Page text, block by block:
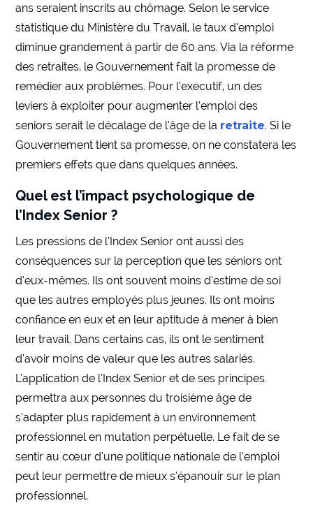
ans seraient inscrits au chômage. Selon le service
statistique du Ministère du Travail, le taux d’emploi
diminue grandement à partir de 60 ans. Via la réforme
des retraites, le Gouvernement fait la promesse de
remédier aux problèmes. Pour l’exécutif, un des
leviers à exploiter pour augmenter l’emploi des
seniors serait le décalage de l’âge de la retraite. Si le
Gouvernement tient sa promesse, on ne constatera les
premiers effets que dans quelques années.
Quel est l’impact psychologique de
l’Index Senior ?
Les pressions de l’Index Senior ont aussi des
conséquences sur la perception que les séniors ont
d’eux-mêmes. Ils ont souvent moins d’estime de soi
que les autres employés plus jeunes. Ils ont moins
confiance en eux et en leur aptitude à mener à bien
leur travail. Dans certains cas, ils ont le sentiment
d’avoir moins de valeur que les autres salariés.
L’application de l’Index Senior et de ses principes
permettra aux personnes du troisième âge de
s’adapter plus rapidement à un environnement
professionnel en mutation perpétuelle. Le fait de se
sentir au cœur d’une politique nationale de l’emploi
peut leur permettre de mieux s’épanouir sur le plan
professionnel.